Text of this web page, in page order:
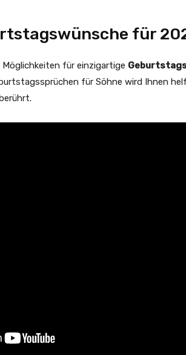
für
für einzigartige
für Söhne wird Ihnen